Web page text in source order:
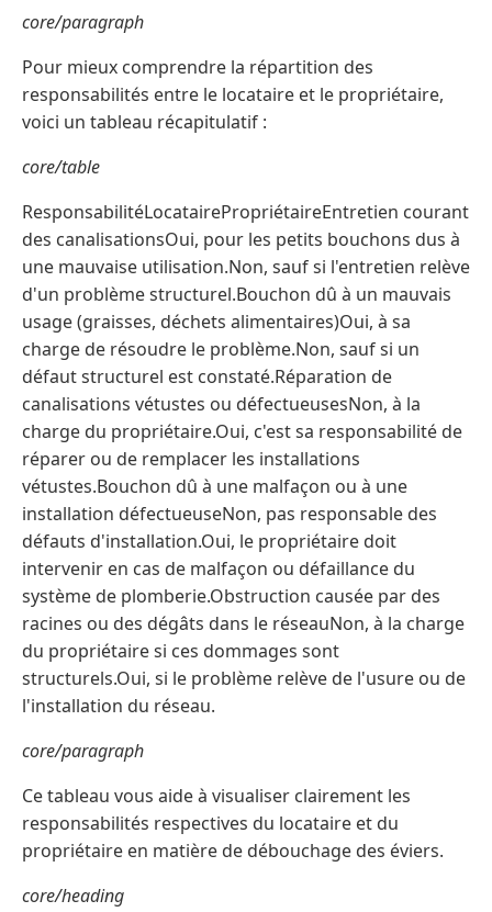
core/paragraph
Pour mieux comprendre la répartition des
responsabilités entre le locataire et le propriétaire,
voici un tableau récapitulatif :
core/table
ResponsabilitéLocatairePropriétaireEntretien courant
des canalisationsOui, pour les petits bouchons dus à
une mauvaise utilisation.Non, sauf si l'entretien relève
d'un problème structurel.Bouchon dû à un mauvais
usage (graisses, déchets alimentaires)Oui, à sa
charge de résoudre le problème.Non, sauf si un
défaut structurel est constaté.Réparation de
canalisations vétustes ou défectueusesNon, à la
charge du propriétaire.Oui, c'est sa responsabilité de
réparer ou de remplacer les installations
vétustes.Bouchon dû à une malfaçon ou à une
installation défectueuseNon, pas responsable des
défauts d'installation.Oui, le propriétaire doit
intervenir en cas de malfaçon ou défaillance du
système de plomberie.Obstruction causée par des
racines ou des dégâts dans le réseauNon, à la charge
du propriétaire si ces dommages sont
structurels.Oui, si le problème relève de l'usure ou de
l'installation du réseau.
core/paragraph
Ce tableau vous aide à visualiser clairement les
responsabilités respectives du locataire et du
propriétaire en matière de débouchage des éviers.
core/heading